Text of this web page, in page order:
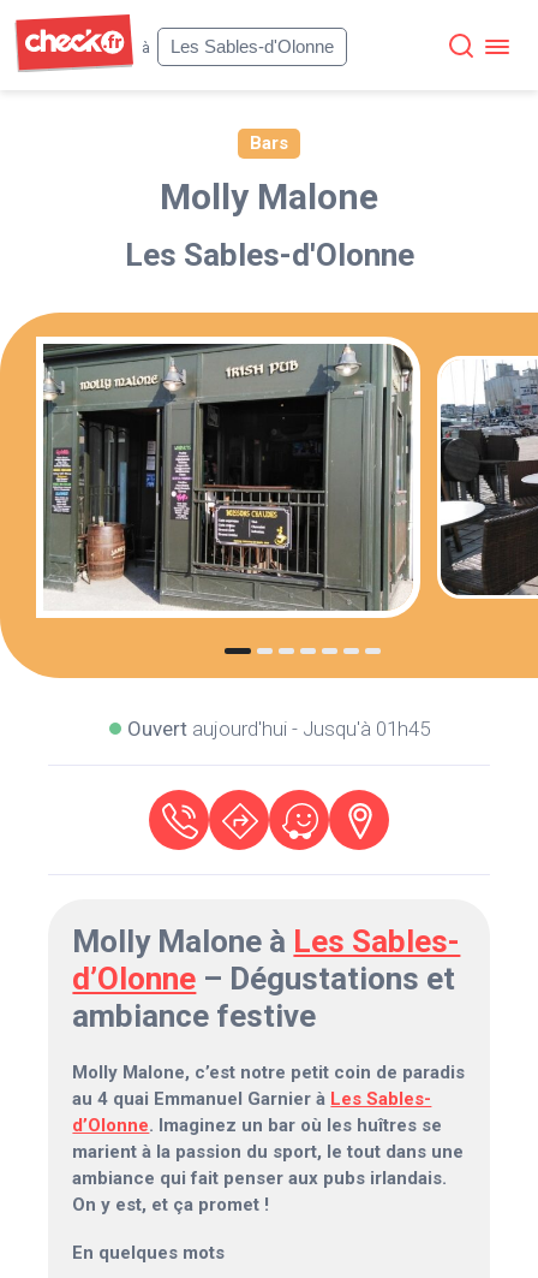
à
Les Sables-d'Olonne
Bars
Molly Malone
Les Sables-d'Olonne
Ouvertaujourd'hui - Jusqu'à 01h45
Molly Malone à Les Sables-
d’Olonne – Dégustations et
ambiance festive
Molly Malone, c’est notre petit coin de paradis
au 4 quai Emmanuel Garnier à Les Sables-
d’Olonne. Imaginez un bar où les huîtres se
marient à la passion du sport, le tout dans une
ambiance qui fait penser aux pubs irlandais.
On y est, et ça promet !
En quelques mots